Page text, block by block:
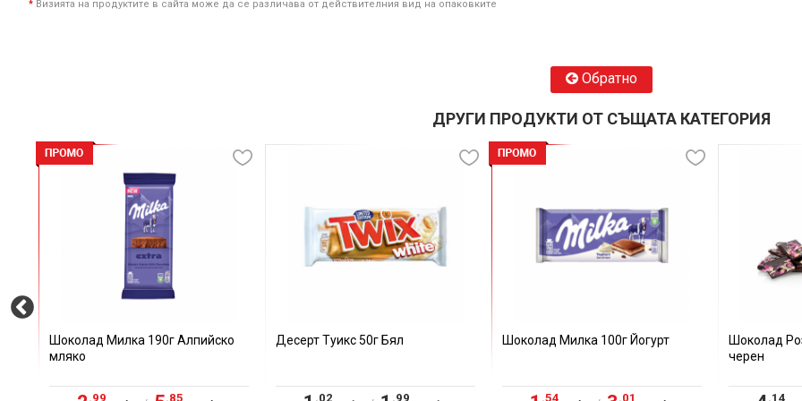
* Визията на продуктите в сайта може да се различава от действителния вид на опаковките
Обратно
ДРУГИ ПРОДУКТИ ОТ СЪЩАТА КАТЕГОРИЯ
Шоколад Милка 190г Алпийско
мляко
.99 .85
Десерт Туикс 50г Бял
.02 .99
Шоколад Милка 100г Йогурт
.54 .01
Шоколад
черен
.14